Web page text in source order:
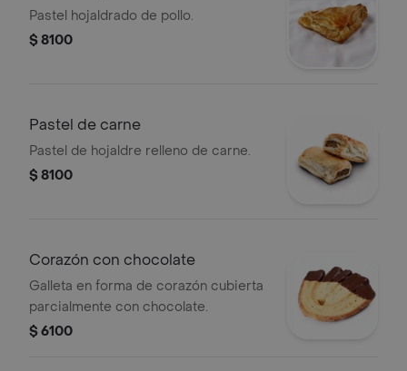
Pastel hojaldrado de pollo.
$ 8100
Pastel de carne
Pastel de hojaldre relleno de carne.
$ 8100
Corazón con chocolate
Galleta en forma de corazón cubierta
parcialmente con chocolate.
$ 6100